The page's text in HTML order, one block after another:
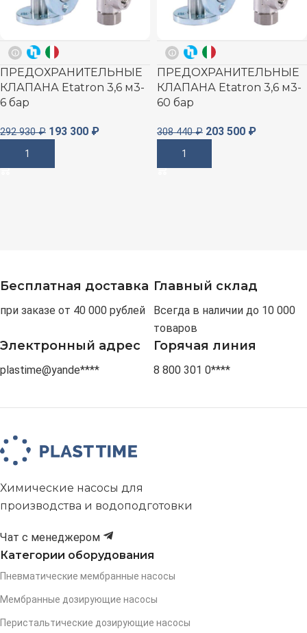
ПРЕДОХРАНИТЕЛЬНЫЕ
КЛАПАНА Etatron 3,6 м3-
6 бар
292 930₽ 193 300 ₽
В Корзину
ПРЕДОХРАНИТЕЛЬНЫЕ
КЛАПАНА Etatron 3,6 м3-
60 бар
308 440₽ 203 500 ₽
В Корзину
Бесплатная доставка
при заказе от 40 000 рублей
Главный склад
Всегда в наличии до 10 000
товаров
Электронный адрес
plastime@yande****
Горячая линия
8 800 301 0****
Химические насосы для
производства и водоподготовки
Чат с менеджером
Категории оборудования
Пневматические мембранные насосы
Мембранные дозирующие насосы
Перистальтические дозирующие насосы